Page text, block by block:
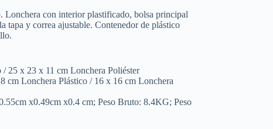
Lonchera con interior plastificado, bolsa principal
tapa y correa ajustable. Contenedor de plástico
25 x 23 x 11 cm Lonchera Poliéster
cm Lonchera Plástico / 16 x 16 cm Lonchera
x0.49cm x0.4 cm; Peso Bruto: 8.4KG; Peso